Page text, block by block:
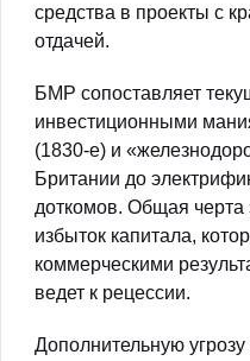
средства в проекты с
отдачей.
БМР сопоставляет
инвестиционными
(1830-е) и
Британии до
доткомов. Общая черта
избыток капитала,
коммерческими
ведет к рецессии.
Дополнительную